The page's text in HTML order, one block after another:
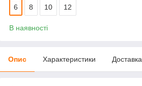
6 8 10 12
В наявності
Опис Характеристики Доставка